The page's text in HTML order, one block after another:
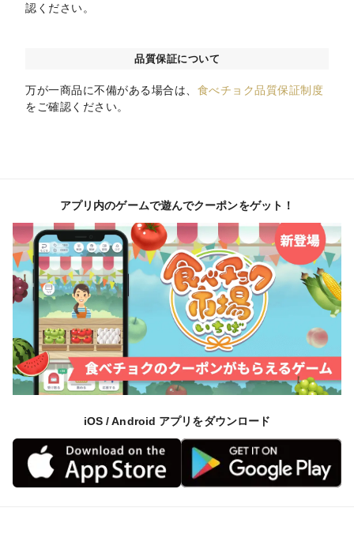
認ください。
品質保証について
万が一商品に不備がある場合は、 食べチョク品質保証制度
をご確認ください。
アプリ内のゲームで遊んでクーポンをゲット！
iOS / Android アプリをダウンロード